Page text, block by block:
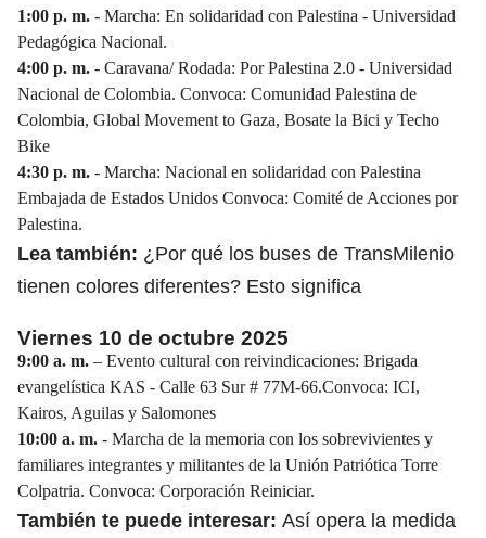
1:00 p. m. - Marcha: En solidaridad con Palestina - Universidad
Pedagógica Nacional.
4:00 p. m. - Caravana/ Rodada: Por Palestina 2.0 - Universidad
Nacional de Colombia. Convoca: Comunidad Palestina de
Colombia, Global Movement to Gaza, Bosate la Bici y Techo
Bike
4:30 p. m. - Marcha: Nacional en solidaridad con Palestina
Embajada de Estados Unidos Convoca: Comité de Acciones por
Palestina.
Lea también: ¿Por qué los buses de TransMilenio
tienen colores diferentes? Esto significa
Viernes 10 de octubre 2025
9:00 a. m. – Evento cultural con reivindicaciones: Brigada
evangelística KAS - Calle 63 Sur # 77M-66.Convoca: ICI,
Kairos, Aguilas y Salomones
10:00 a. m. - Marcha de la memoria con los sobrevivientes y
familiares integrantes y militantes de la Unión Patriótica Torre
Colpatria. Convoca: Corporación Reiniciar.
También te puede interesar: Así opera la medida